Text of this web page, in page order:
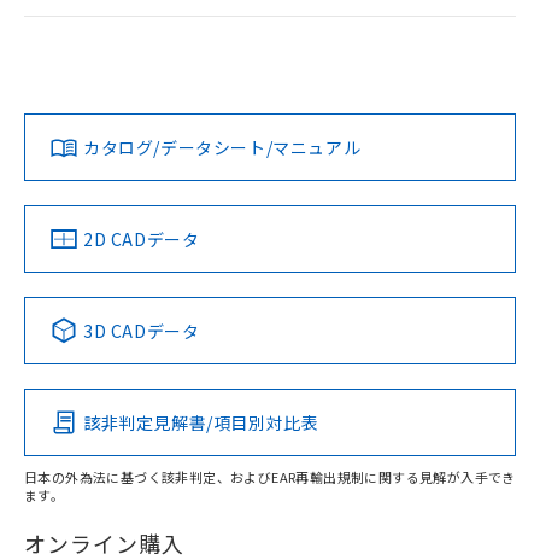
ログイン/会員登録
ダウンロードデータをご利用いただく前に、以下を必ずお読
みください。
ソフトウェアの使用条件
EU RoHS 注意事項・凡例
対応済み
中国 RoHS 注意事項・凡例
Pb Hg Cd Cr(VI)
O
在庫等で未対応品が混在する可能性があります。
LR型式承認
（イギリス
船舶規格）
DNV型式承認
（ノルウェー
BV型式承認
（フランス
KR型式
（韓国
No No No No
この製品の規格認証/適合状況ページへ
その他の認証はこちらのページからご検索ください
カタログ/データシート/マニュアル
2D CADデータ
3D CADデータ
該非判定見解書/項目別対比表
日本の外為法に基づく該非判定、およびEAR再輸出規制に関する見解が入手でき
ます。
オンライン購入